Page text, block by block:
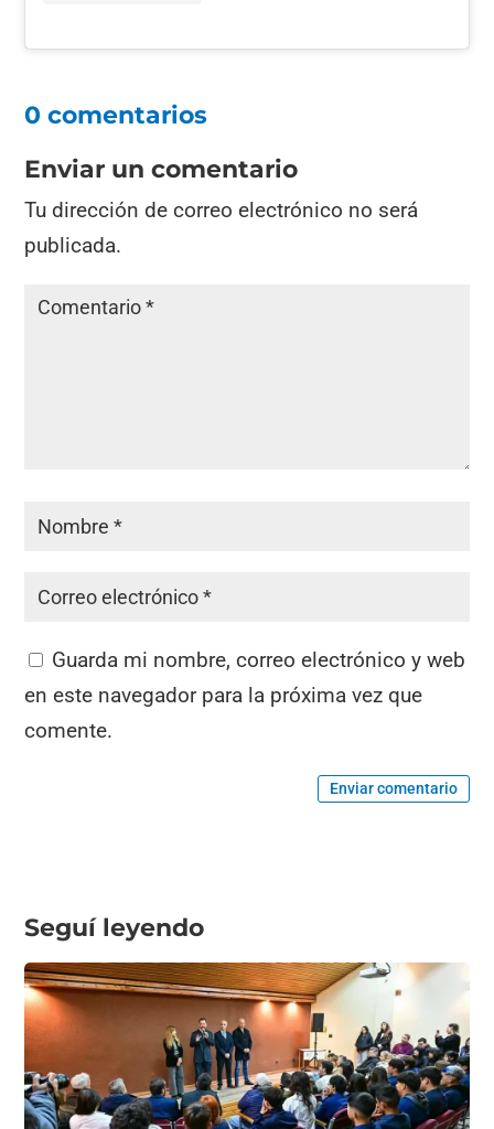
0 comentarios
Enviar un comentario
Tu dirección de correo electrónico no será
publicada.
Guarda mi nombre, correo electrónico y web
en este navegador para la próxima vez que
comente.
Enviar comentario
Seguí leyendo